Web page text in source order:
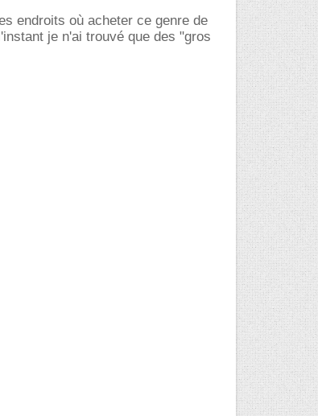
endroits où acheter ce genre de
je n'ai trouvé que des "gros